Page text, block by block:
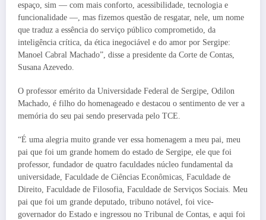
espaço, sim — com mais conforto, acessibilidade, tecnologia e
funcionalidade —, mas fizemos questão de resgatar, nele, um nome
que traduz a essência do serviço público comprometido, da
inteligência crítica, da ética inegociável e do amor por Sergipe:
Manoel Cabral Machado”, disse a presidente da Corte de Contas,
Susana Azevedo.
O professor emérito da Universidade Federal de Sergipe, Odilon
Machado, é filho do homenageado e destacou o sentimento de ver a
memória do seu pai sendo preservada pelo TCE.
“É uma alegria muito grande ver essa homenagem a meu pai, meu
pai que foi um grande homem do estado de Sergipe, ele que foi
professor, fundador de quatro faculdades núcleo fundamental da
universidade, Faculdade de Ciências Econômicas, Faculdade de
Direito, Faculdade de Filosofia, Faculdade de Serviços Sociais. Meu
pai que foi um grande deputado, tribuno notável, foi vice-
governador do Estado e ingressou no Tribunal de Contas, e aqui foi